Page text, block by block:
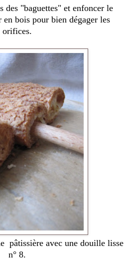
des "baguettes" et enfoncer le
bois pour bien dégager les
orifices.
pâtissière avec une douille lisse
n° 8.